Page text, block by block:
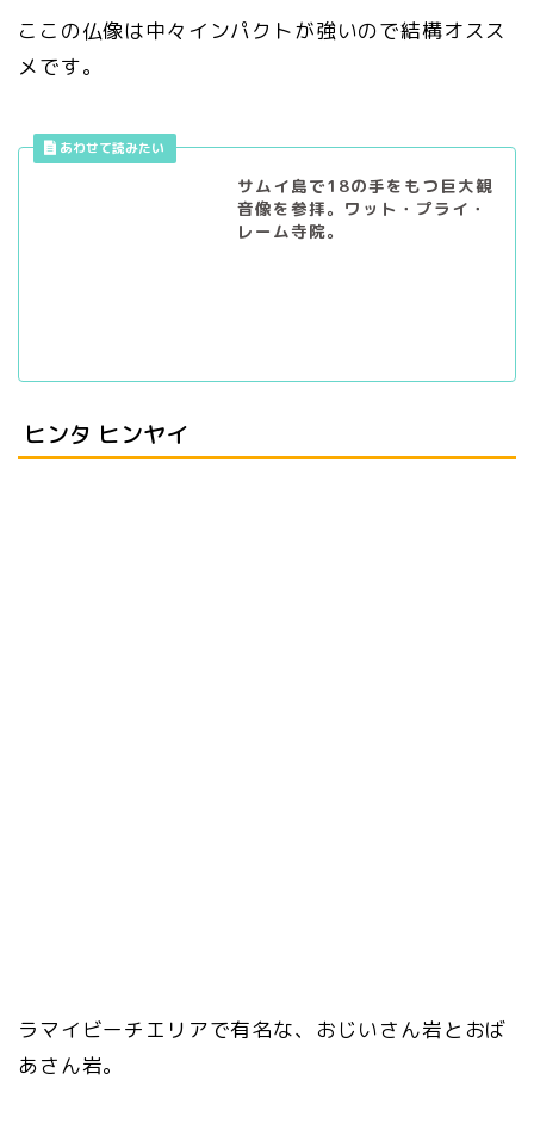
ここの仏像は中々インパクトが強いので結構オスス
メです。
サムイ島で18の手をもつ巨大観
音像を参拝。ワット・プライ・
レーム寺院。
ヒンタ ヒンヤイ
ラマイビーチエリアで有名な、おじいさん岩とおば
あさん岩。